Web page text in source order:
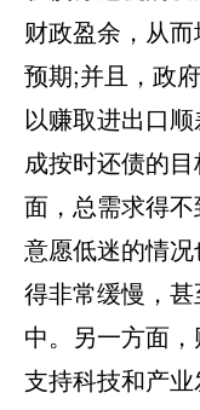
财政盈余，从
预期;并且，政
以赚取进出口
成按时还债的
面，总需求得
意愿低迷的情
得非常缓慢，
中。另一方面
支持科技和产